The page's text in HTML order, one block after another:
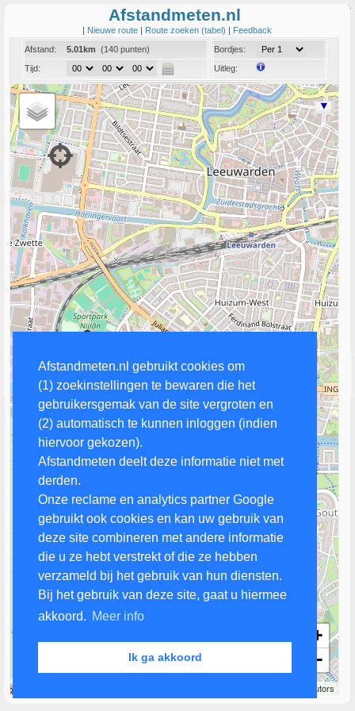
Afstandmeten.nl gebruikt cookies om
(1) zoekinstellingen te bewaren die het
gebruikersgemak van de site vergroten en
(2) automatisch te kunnen inloggen (indien
hiervoor gekozen).
Afstandmeten deelt deze informatie niet met
derden.
Onze reclame en analytics partner Google
gebruikt ook cookies en kan uw gebruik van
deze site combineren met andere informatie
die u ze hebt verstrekt of die ze hebben
verzameld bij het gebruik van hun diensten.
Bij het gebruik van deze site, gaat u hiermee
akkoord. Meer info
Ik ga akkoord
Afstandmeten.nl
| Nieuwe route | Route zoeken (tabel) | Feedback
Afstand:
5.01km (140 punten)
Tijd:
Bordjes:
Uitleg:
Coord:
Info:Link naar deze route
+
−
contributors